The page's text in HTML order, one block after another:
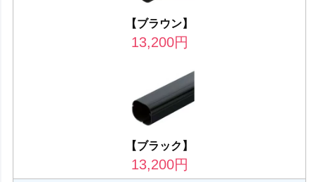
【ブラウン】
13,200円
【ブラック】
13,200円